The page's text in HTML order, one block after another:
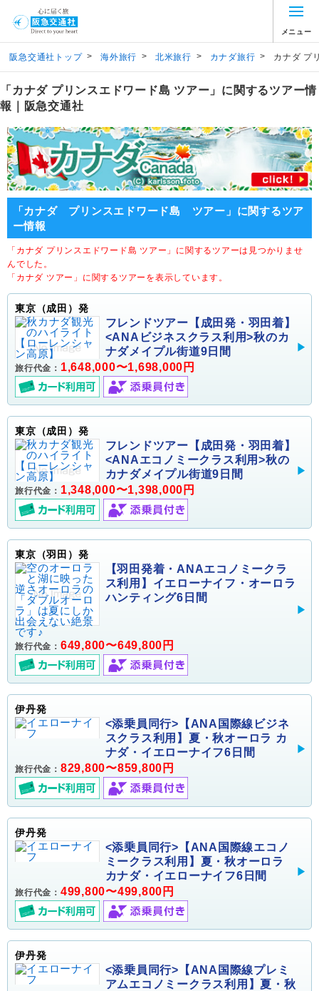
メニュー
阪急交通社トップ > 海外旅行 > 北米旅行 > カナダ旅行 > カナダ プ
「カナダ プリンスエドワード島 ツアー」に関するツアー情
報｜阪急交通社
「カナダ プリンスエドワード島 ツアー」に関するツア
ー情報
「カナダ プリンスエドワード島 ツアー」に関するツアーは見つかりませ
んでした。
「カナダ ツアー」に関するツアーを表示しています。
東京（成田）発
フレンドツアー【成田発・羽田着】
<ANAビジネスクラス利用>秋のカ
ナダメイプル街道9日間
旅行代金： 1,648,000〜1,698,000円
東京（成田）発
フレンドツアー【成田発・羽田着】
<ANAエコノミークラス利用>秋の
カナダメイプル街道9日間
旅行代金： 1,348,000〜1,398,000円
東京（羽田）発
【羽田発着・ANAエコノミークラ
ス利用】イエローナイフ・オーロラ
ハンティング6日間
旅行代金： 649,800〜649,800円
伊丹発
<添乗員同行>【ANA国際線ビジネ
スクラス利用】夏・秋オーロラ カ
ナダ・イエローナイフ6日間
旅行代金： 829,800〜859,800円
伊丹発
<添乗員同行>【ANA国際線エコノ
ミークラス利用】夏・秋オーロラ
カナダ・イエローナイフ6日間
旅行代金： 499,800〜499,800円
伊丹発
<添乗員同行>【ANA国際線プレミ
アムエコノミークラス利用】夏・秋